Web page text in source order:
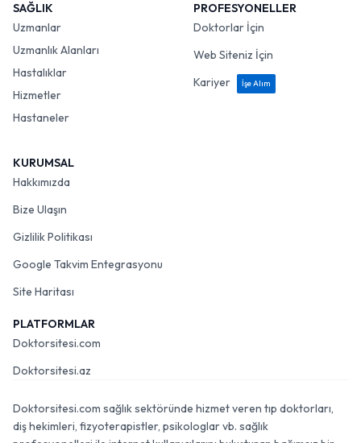
SAĞLIK
Uzmanlar
Uzmanlık Alanları
Hastalıklar
Hizmetler
Hastaneler
PROFESYONELLER
Doktorlar İçin
Web Siteniz İçin
Kariyer
İşe Alım
KURUMSAL
Hakkımızda
Bize Ulaşın
Gizlilik Politikası
Google Takvim Entegrasyonu
Site Haritası
PLATFORMLAR
Doktorsitesi.com
Doktorsitesi.az
Doktorsitesi.com sağlık sektöründe hizmet veren tıp doktorları,
diş hekimleri, fizyoterapistler, psikologlar vb. sağlık